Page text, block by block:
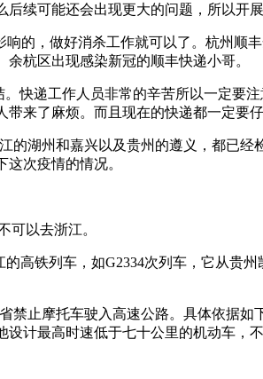
续可能还会出现更大的问题，所以开
响的，做好消杀工作就可以了。杭州
杭区出现感染新冠的顺丰快递小哥。
。快递工作人员非常的辛苦所以一定
来了麻烦。而且现在的快递都一定要
的湖州和嘉兴以及贵州的遵义，都已
次疫情的情况。
可以去浙江。
高铁列车，如G2334次列车，它从贵
禁止摩托车驶入高速公路。具体依据
计最高时速低于七十公里的机动车，不